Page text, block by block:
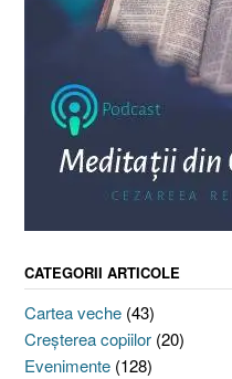
CATEGORII ARTICOLE
Cartea veche (43)
Creşterea copiilor (20)
Evenimente (128)